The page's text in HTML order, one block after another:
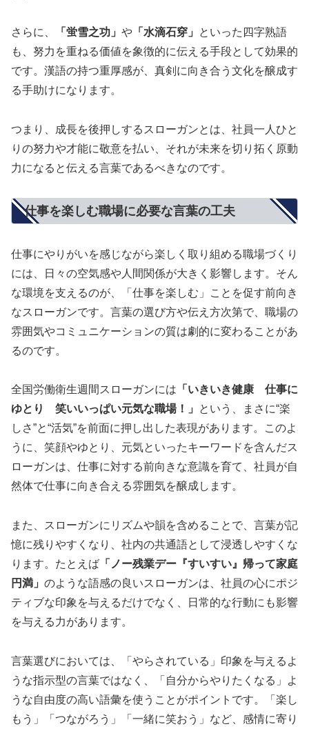
さらに、 「蛍雪之功」 や 「水滴石穿」
といった四字熟語
も、努力を重ねる価値を象徴的に伝える手段として効果的
です。漢語の持つ重厚感が、真剣に向き合う文化を醸成す
る手助けになります。
つまり、成長を後押しするスローガンとは、社員一人ひと
りの努力や才能に敬意を払い、それが未来を切り拓く原動
力になると伝える言葉であるべきなのです。
仕事を楽しむ職場に必要な言葉の工夫
仕事にやりがいを感じながら楽しく取り組める職場づくり
には、日々の空気感や人間関係が大きく影響します。そん
な環境を支えるのが、「仕事を楽しむ」ことを促す前向き
なスローガンです。言葉の選び方や伝え方次第で、職場の
雰囲気やコミュニケーションの質は劇的に変わることがあ
るのです。
全国労働衛生週間スローガンには 「いきいき健康 仕事に
ゆとり 笑いいっぱい元気な職場！」
という、まさに“楽
しさ”と“活気”を前面に押し出した表現があります。このよ
うに、笑顔やゆとり、元気といったキーワードを含んだス
ローガンは、仕事に対する前向きな意識を育て、社員が自
然体で仕事に向き合える雰囲気を醸成します。
また、スローガンにリズムや韻を含めることで、言葉が記
憶に残りやすくなり、社内の共通語として浸透しやすくな
ります。たとえば 「ノー残業デー『すいすい』帰って家庭
円満」 のような語感の良いスローガンは、社員の心にポジ
ティブな印象を与えるだけでなく、日常的な行動にも影響
を与える力があります。
言葉選びにおいては、「やらされている」印象を与えるよ
うな指示型の言葉ではなく、「自分からやりたくなる」よ
うな自由度の高い語彙を使うことがポイントです。「楽し
もう」「つながろう」「一緒に笑おう」など、感情に寄り